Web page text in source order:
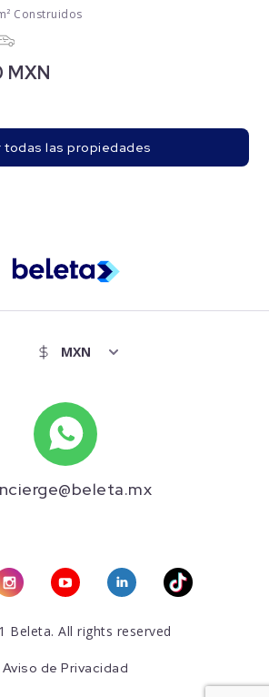
Construidos
todas las propiedades
Beleta. All rights reserved
Aviso de Privacidad